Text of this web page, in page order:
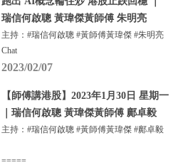
瑞信何啟聰 黃瑋傑黃師傅 朱明亮
主持：#瑞信何啟聰 #黃師傅黃瑋傑 #朱明亮
Chat
2023/02/07
【師傅講港股】2023年1月30日 星期一
｜瑞信何啟聰 黃瑋傑黃師傅 鄺卓毅
主持：#瑞信何啟聰 #黃師傅黃瑋傑 #鄺卓毅
=====